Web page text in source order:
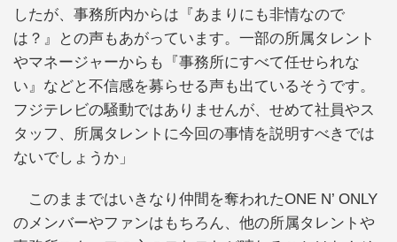
したが、事務所内からは『あまりにも非情なので
は？』との声もあがっています。一部の所属タレント
やマネージャーからも『事務所にすべて任せられな
い』などと不信感を募らせる声も出ているそうです。
フジテレビの騒動ではありませんが、せめて社員やス
タッフ、所属タレントに今回の事情を説明すべきでは
ないでしょうか」
このままではいきなり仲間を奪われたONE N’ ONLY
のメンバーやファンはもちろん、他の所属タレントや